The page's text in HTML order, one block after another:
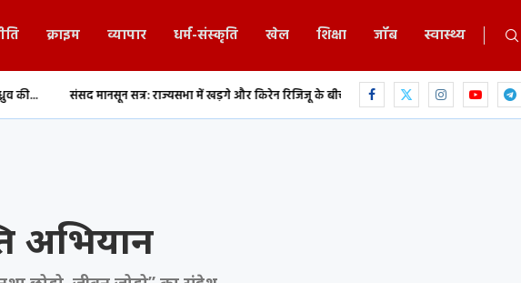
क्राइम व्यापार धर्म-संस्कृति खेल शिक्षा जॉब स्वास्थ्य
सत्र: राज्यसभा में खड़गे और किरेन रिजिजू के बीच... एकलव्य स्कूल में 9 वीं के छात्र ने फांसी लगाकर किया...
अभियान